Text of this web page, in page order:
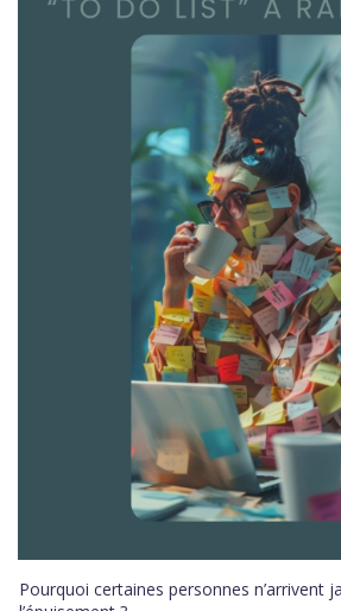
Pourquoi certaines personnes n’arrivent